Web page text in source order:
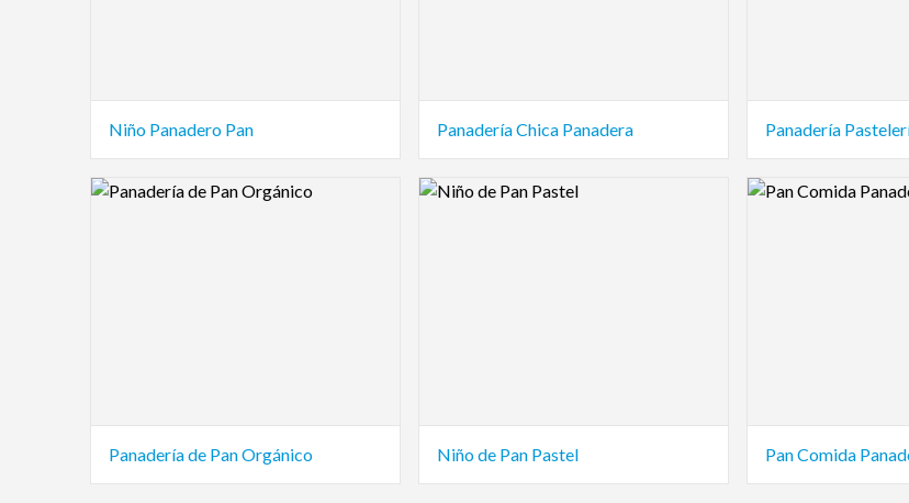
Niño Panadero Pan Panadería Chica Panadera Panadería
Logo Preview Image
Panadería de Pan Orgánico
Logo Preview Image
Niño de Pan Pastel
Logo Preview Image
Pan Comida